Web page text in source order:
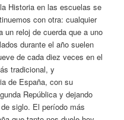
Historia en las escuelas se
con otra: cualquier
reloj de cuerda que a uno
durante el año suelen
de cada diez veces en el
tradicional, y
de España, con su
República y dejando
siglo. El período más